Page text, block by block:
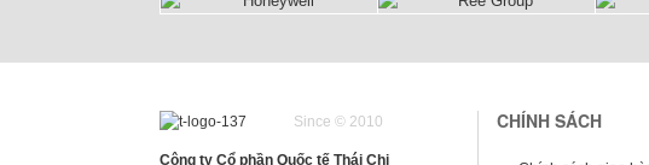
Since © 2010
Công ty Cổ phần Quốc tế Thái Chi
CHÍNH SÁCH